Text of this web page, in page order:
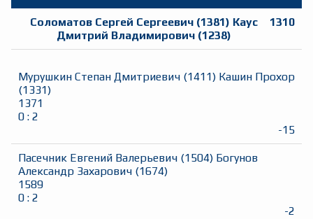
Соломатов Сергей Сергеевич (1381) Каус
Дмитрий Владимирович (1238)
1310
Мурушкин Степан Дмитриевич (1411) Кашин Прохор
(1331)
1371
0 : 2
-15
Пасечник Евгений Валерьевич (1504) Богунов
Александр Захарович (1674)
1589
0 : 2
-2